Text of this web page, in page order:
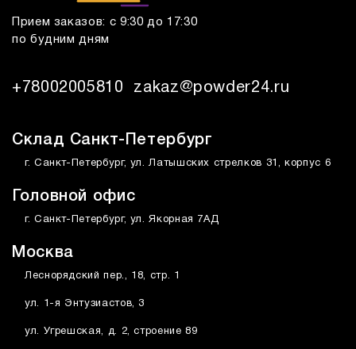
Прием заказов: с 9:30 до 17:30
по будним дням
+78002005810 zakaz@powder24.ru
Склад Санкт-Петербург
г. Санкт-Петербург, ул. Латышских стрелков 31, корпус 6
Головной офис
г. Санкт-Петербург, ул. Якорная 7АД
Москва
Леснорядский пер., 18, стр. 1
ул. 1-я Энтузиастов, 3
ул. Угрешская, д. 2, строение 89